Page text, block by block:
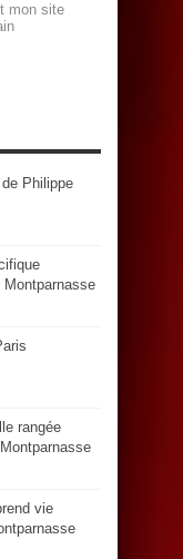
mon site
Philippe
rangée
vie